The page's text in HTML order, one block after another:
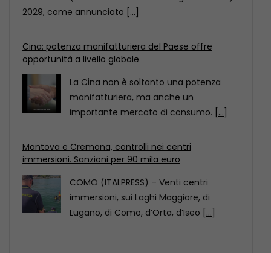
immersioni. Sanzioni per 90 mila euro
COMO (ITALPRESS) – Venti centri
immersioni, sui Laghi Maggiore, di
Lugano, di Como, d’Orta, d’Iseo
dell’architettura 2029
Pechino è stata designata Capitale
mondiale dell’architettura Unesco-Uia
(Unione internazionale degli architetti)
2029, come annunciato[...]